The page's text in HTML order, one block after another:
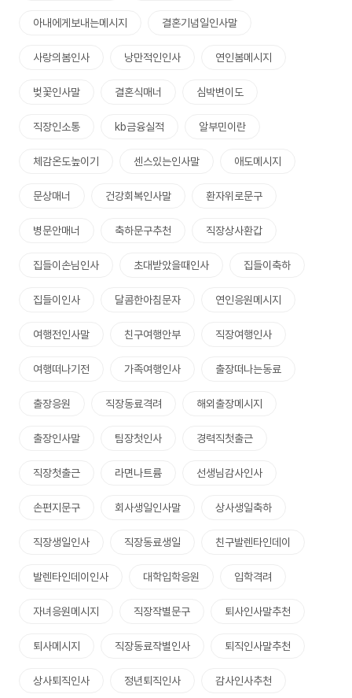
아내에게보내는메시지 결혼기념일인사말
사랑의봄인사 낭만적인인사 연인봄메시지
벚꽃인사말 결혼식매너 심박변이도
직장인소통 kb금융실적 알부민이란
체감온도높이기 센스있는인사말 애도메시지
문상매너 건강회복인사말 환자위로문구
병문안매너 축하문구추천 직장상사환갑
집들이손님인사 초대받았을때인사 집들이축하
집들이인사 달콤한아침문자 연인응원메시지
여행전인사말 친구여행안부 직장여행인사
여행떠나기전 가족여행인사 출장떠나는동료
출장응원 직장동료격려 해외출장메시지
출장인사말 팀장첫인사 경력직첫출근
직장첫출근 라면나트륨 선생님감사인사
손편지문구 회사생일인사말 상사생일축하
직장생일인사 직장동료생일 친구발렌타인데이
발렌타인데이인사 대학입학응원 입학격려
자녀응원메시지 직장작별문구 퇴사인사말추천
퇴사메시지 직장동료작별인사 퇴직인사말추천
상사퇴직인사 정년퇴직인사 감사인사추천